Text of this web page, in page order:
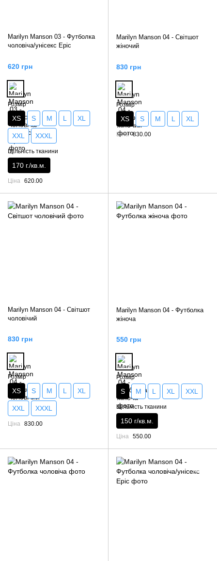
Marilyn Manson 03 - Футболка
чоловіча/унісекс Epic
620 грн
Розмір
XS S M L XL
XXL XXXL
Щільність тканини
170 г./кв.м.
Ціна 620.00
Marilyn Manson 04 - Світшот
жіночий
830 грн
Розмір
XS S M L XL
Ціна 830.00
Marilyn Manson 04 - Світшот
чоловічий
830 грн
Розмір
XS S M L XL
XXL XXXL
Ціна 830.00
Marilyn Manson 04 - Футболка
жіноча
550 грн
Розмір
S M L XL XXL
Щільність тканини
150 г/кв.м.
Ціна 550.00